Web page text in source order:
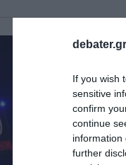
If you wish
sensitive
confirm
continue
information
further
Ο